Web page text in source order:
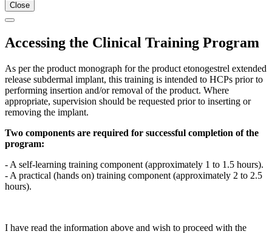
Close
Accessing the Clinical Training Program
As per the product monograph for the product etonogestrel extended
release subdermal implant, this training is intended to HCPs prior to
performing insertion and/or removal of the product. Where
appropriate, supervision should be requested prior to inserting or
removing the implant.
Two components are required for successful completion of the
program:
- A self-learning training component (approximately 1 to 1.5 hours).
- A practical (hands on) training component (approximately 2 to 2.5
hours).
I have read the information above and wish to proceed with the